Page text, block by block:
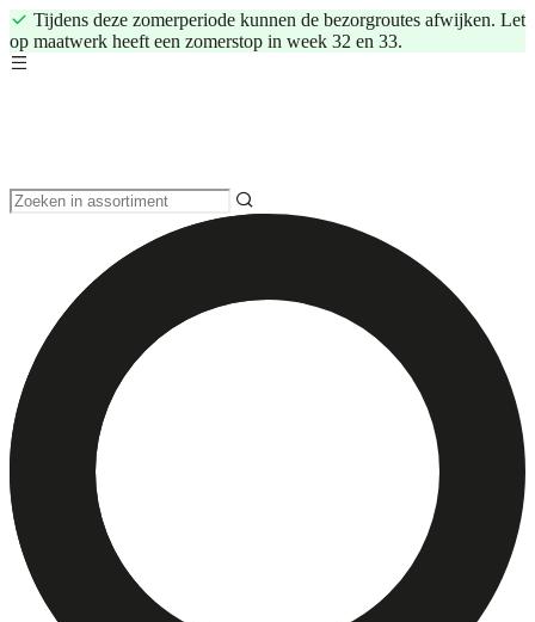
Tijdens deze zomerperiode kunnen de bezorgroutes afwijken. Let
op maatwerk heeft een zomerstop in week 32 en 33.